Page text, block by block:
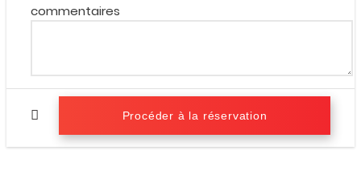
commentaires
Procéder à la réservation